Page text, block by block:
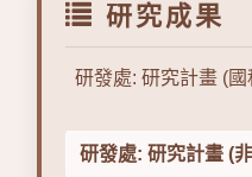
研究成果
研發處: 研究計畫 (國
研發處: 研究計畫 (